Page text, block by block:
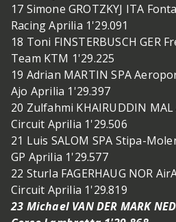
17 Simone GROTZKYJ ITA
Racing Aprilia 1'29.091
18 Toni FINSTERBUSCH GER
Team KTM 1'29.225
19 Adrian MARTIN SPA
Ajo Aprilia 1'29.397
20 Zulfahmi KHAIRUDDIN
Circuit Aprilia 1'29.506
21 Luis SALOM SPA Stipa-
GP Aprilia 1'29.577
22 Sturla FAGERHAUG NOR
Circuit Aprilia 1'29.819
23 Michael VAN DER MARK